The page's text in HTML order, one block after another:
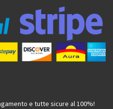
e tutte sicure al 100%!